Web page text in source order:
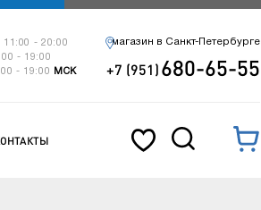
11:00 - 20:00
- 19:00
- 19:00
МСК
магазин в Санкт-Петербурге
+7 (951)680-65-55